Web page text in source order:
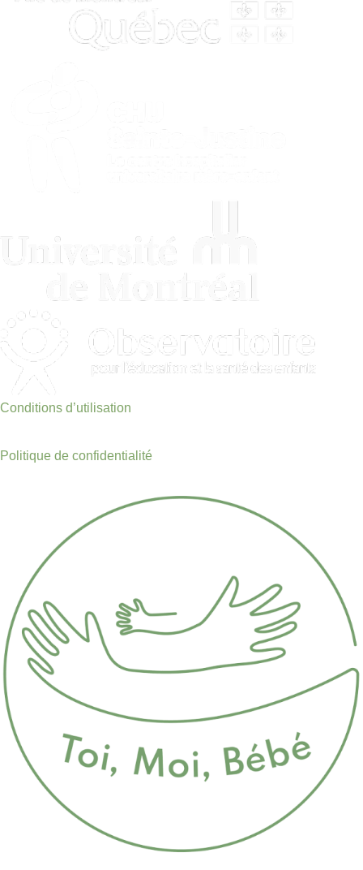
Conditions d’utilisation
Politique de confidentialité